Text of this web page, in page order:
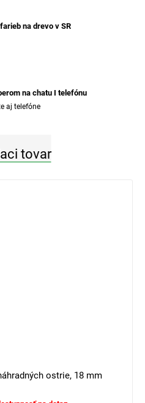
na drevo v SR
na chatu I telefónu
aj telefóne
tovar
ostrie, 18 mm